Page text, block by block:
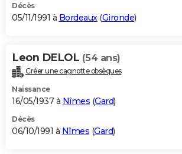
Décès
05/11/1991 à Bordeaux(Gironde)
Leon DELOL (54 ans)
Créer une cagnotte obsèques
Naissance
16/05/1937 à Nîmes (Gard)
Décès
06/10/1991 à Nîmes (Gard)